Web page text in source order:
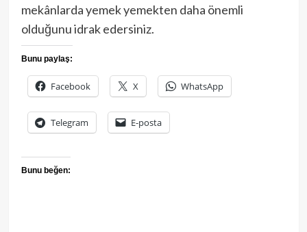
mekânlarda yemek yemekten daha önemli
olduğunu idrak edersiniz.
Bunu paylaş:
Facebook X WhatsApp
Telegram E-posta
Bunu beğen: